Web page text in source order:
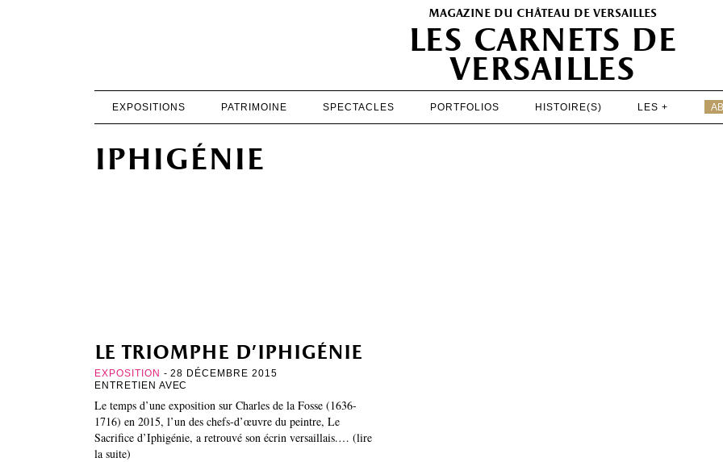
magazine du château de versailles
les carnets de
versailles
EXPOSITIONS PATRIMOINE SPECTACLES PORTFOLIOS HISTOIRE(S) LES +
iphigénie
le triomphe d’iphigénie
EXPOSITION - 28 DÉCEMBRE 2015
ENTRETIEN AVEC
Le temps d’une exposition sur Charles de la Fosse (1636-
1716) en 2015, l’un des chefs-d’œuvre du peintre, Le
Sacrifice d’Iphigénie, a retrouvé son écrin versaillais.… (lire
la suite)